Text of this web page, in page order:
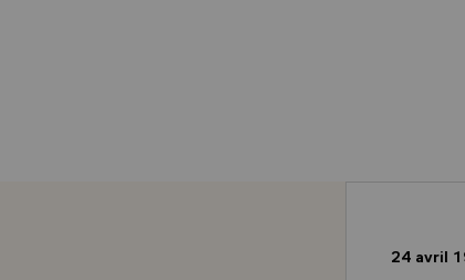
24 avril